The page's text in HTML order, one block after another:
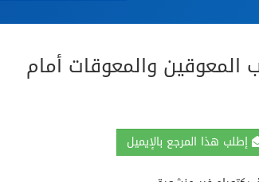
المعوقين والمعوقات أمام
إطلب هذا المرجع بالإيميل